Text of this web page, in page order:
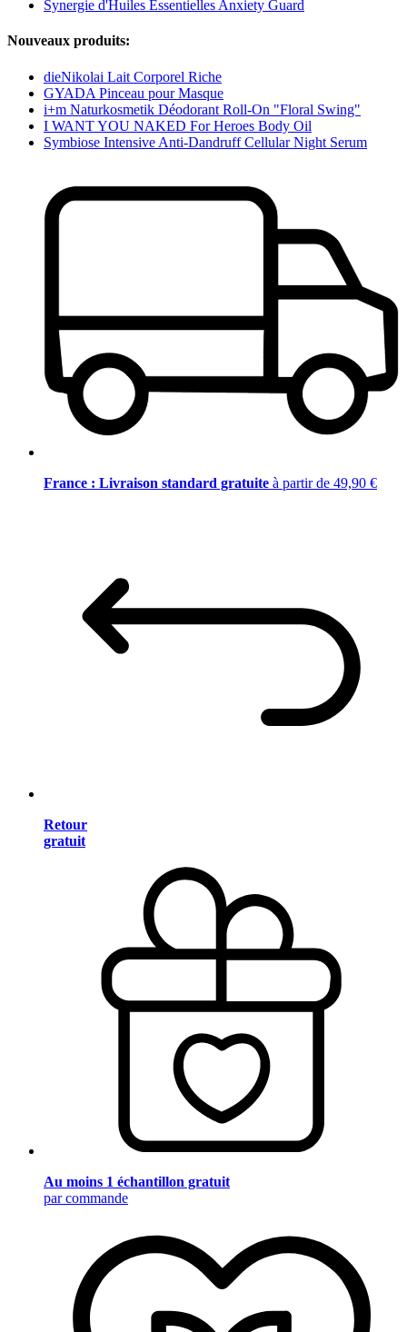
Synergie d'Huiles Essentielles Anxiety Guard
Nouveaux produits:
dieNikolai Lait Corporel Riche
GYADA Pinceau pour Masque
i+m Naturkosmetik Déodorant Roll-On "Floral Swing"
I WANT YOU NAKED For Heroes Body Oil
Symbiose Intensive Anti-Dandruff Cellular Night Serum
France : Livraison standard gratuite à partir de 49,90 €
Retour
gratuit
Au moins 1 échantillon gratuit
par commande